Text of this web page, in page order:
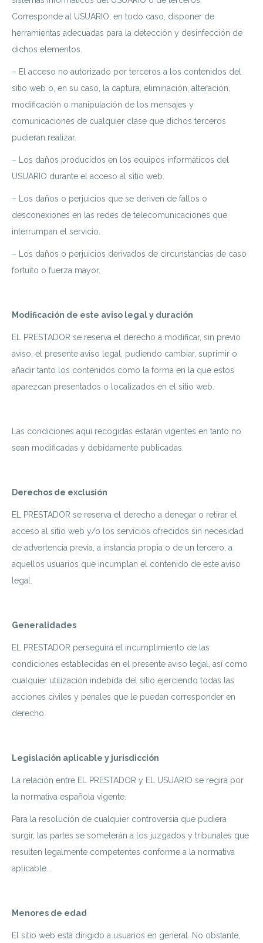
Corresponde al USUARIO, en todo caso, disponer de
herramientas adecuadas para la detección y desinfección de
dichos elementos.
– El acceso no autorizado por terceros a los contenidos del
sitio web o, en su caso, la captura, eliminación, alteración,
modificación o manipulación de los mensajes y
comunicaciones de cualquier clase que dichos terceros
pudieran realizar.
– Los daños producidos en los equipos informáticos del
USUARIO durante el acceso al sitio web.
– Los daños o perjuicios que se deriven de fallos o
desconexiones en las redes de telecomunicaciones que
interrumpan el servicio.
– Los daños o perjuicios derivados de circunstancias de caso
fortuito o fuerza mayor.
Modificación de este aviso legal y duración
EL PRESTADOR se reserva el derecho a modificar, sin previo
aviso, el presente aviso legal, pudiendo cambiar, suprimir o
añadir tanto los contenidos como la forma en la que estos
aparezcan presentados o localizados en el sitio web.
Las condiciones aquí recogidas estarán vigentes en tanto no
sean modificadas y debidamente publicadas.
Derechos de exclusión
EL PRESTADOR se reserva el derecho a denegar o retirar el
acceso al sitio web y/o los servicios ofrecidos sin necesidad
de advertencia previa, a instancia propia o de un tercero, a
aquellos usuarios que incumplan el contenido de este aviso
legal.
Generalidades
EL PRESTADOR perseguirá el incumplimiento de las
condiciones establecidas en el presente aviso legal, así como
cualquier utilización indebida del sitio ejerciendo todas las
acciones civiles y penales que le puedan corresponder en
derecho.
Legislación aplicable y jurisdicción
La relación entre EL PRESTADOR y EL USUARIO se regirá por
la normativa española vigente.
Para la resolución de cualquier controversia que pudiera
surgir, las partes se someterán a los juzgados y tribunales que
resulten legalmente competentes conforme a la normativa
aplicable.
Menores de edad
El sitio web está dirigido a usuarios en general. No obstante,